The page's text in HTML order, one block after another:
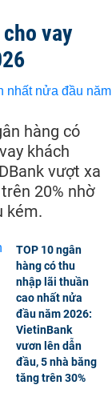
vay
hàng có
khách
vượt xa
20% nhờ
kém.
TOP 10 ngân
hàng có thu
nhập lãi thuần
cao nhất nửa
đầu năm 2026:
VietinBank
vươn lên dẫn
đầu, 5 nhà băng
tăng trên 30%